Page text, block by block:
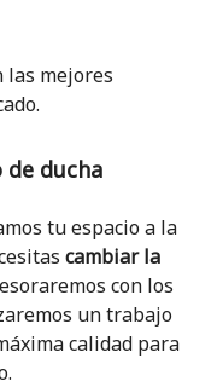
las mejores
ducha
tu espacio a la
cambiar la
con los
un trabajo
calidad para